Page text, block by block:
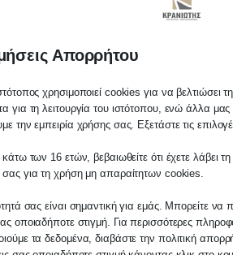
σε οποιαδήποτε
παρακαλούμε
στο27210 62510-529,
Απορρήτου
χρησιμοποιεί cookies για να βελτιώσει
για τη λειτουργία του ιστότοπου, ενώ άλλα
την εμπειρία χρήσης σας. Εξετάστε τις
κάτω των 16 ετών, βεβαιωθείτε ότι έχετε λάβει
για τη χρήση μη απαραίτητων cookies.
σας είναι σημαντική για εμάς. Μπορείτε να
οποιαδήποτε στιγμή. Για περισσότερες
τα δεδομένα, διαβάστε την πολιτική